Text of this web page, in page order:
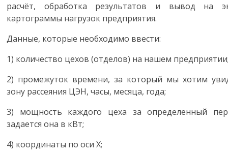
расчёт, обработка результатов и вывод на
картограммы нагрузок предприятия.
Данные, которые необходимо ввести:
1) количество цехов (отделов) на нашем
2) промежуток времени, за который мы хотим
зону рассеяния ЦЭН, часы, месяца, года;
3)
мощность каждого цеха за определенный
задается она в кВт;
4) координаты по оси X;